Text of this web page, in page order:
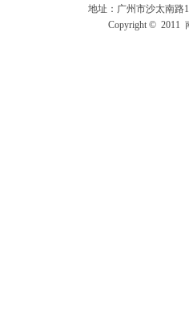
地址：广州市沙太南路
Copyright © 2011